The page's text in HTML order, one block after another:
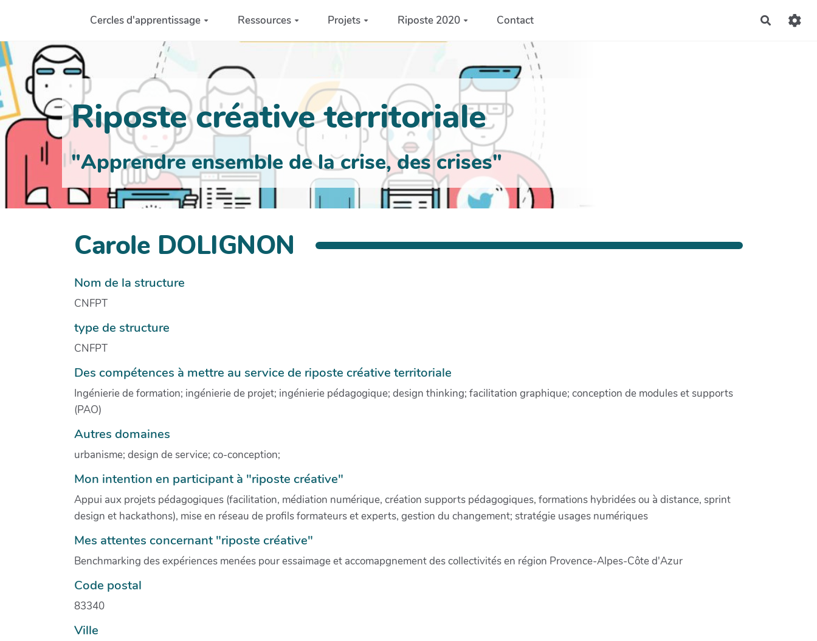
Aller au contenu principalCercles d'apprentissage Ressources Projets Riposte 2020 Contact
Riposte créative territoriale
"Apprendre ensemble de la crise, des crises"
Carole DOLIGNON
Nom de la structure
CNFPT
type de structure
CNFPT
Des compétences à mettre au service de riposte créative territoriale
Ingénierie de formation; ingénierie de projet; ingénierie pédagogique; design thinking; facilitation graphique; conception de modules et supports
(PAO)
Autres domaines
urbanisme; design de service; co-conception;
Mon intention en participant à "riposte créative"
Appui aux projets pédagogiques (facilitation, médiation numérique, création supports pédagogiques, formations hybridées ou à distance, sprint
design et hackathons), mise en réseau de profils formateurs et experts, gestion du changement; stratégie usages numériques
Mes attentes concernant "riposte créative"
Benchmarking des expériences menées pour essaimage et accomapgnement des collectivités en région Provence-Alpes-Côte d'Azur
Code postal
83340
Ville